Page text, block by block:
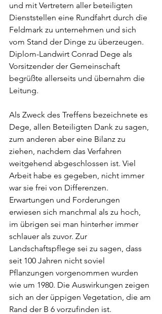
und mit Vertretern aller beteiligten
Dienststellen eine Rundfahrt durch die
Feldmark zu unternehmen und sich
vom Stand der Dinge zu überzeugen.
Diplom-Landwirt Conrad Dege als
Vorsitzender der Gemeinschaft
begrüßte allerseits und übernahm die
Leitung.
Als Zweck des Treffens bezeichnete es
Dege, allen Beteiligten Dank zu sagen,
zum anderen aber eine Bilanz zu
ziehen, nachdem das Verfahren
weitgehend abgeschlossen ist. Viel
Arbeit habe es gegeben, nicht immer
war sie frei von Differenzen.
Erwartungen und Forderungen
erwiesen sich manchmal als zu hoch,
im übrigen sei man hinterher immer
schlauer als zuvor. Zur
Landschaftspflege sei zu sagen, dass
seit 100 Jahren nicht soviel
Pflanzungen vorgenommen wurden
wie um 1980. Die Auswirkungen zeigen
sich an der üppigen Vegetation, die am
Rand der B 6 vorzufinden ist.